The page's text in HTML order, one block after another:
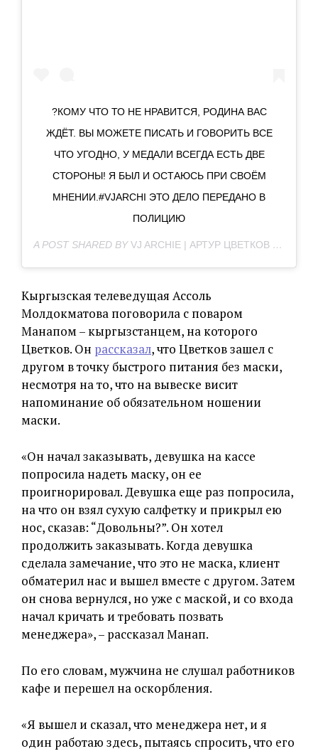
?КОМУ ЧТО ТО НЕ НРАВИТСЯ, РОДИНА ВАС
ЖДЁТ. ВЫ МОЖЕТЕ ПИСАТЬ И ГОВОРИТЬ ВСЕ
ЧТО УГОДНО, У МЕДАЛИ ВСЕГДА ЕСТЬ ДВЕ
СТОРОНЫ! Я БЫЛ И ОСТАЮСЬ ПРИ СВОЁМ
МНЕНИИ.#VJARCHI ЭТО ДЕЛО ПЕРЕДАНО В
ПОЛИЦИЮ
A POST SHARED BYVJ ARCHIЕ | АРТУР ЦВЕТКОВ
Кыргызская телеведущая Ассоль
Молдокматова поговорила с поваром
Манапом – кыргызстанцем, на которого
Цветков. Он рассказал, что Цветков зашел с
другом в точку быстрого питания без маски,
несмотря на то, что на вывеске висит
напоминание об обязательном ношении
маски.
«Он начал заказывать, девушка на кассе
попросила надеть маску, он ее
проигнорировал. Девушка еще раз попросила,
на что он взял сухую салфетку и прикрыл ею
нос, сказав: “Довольны?”. Он хотел
продолжить заказывать. Когда девушка
сделала замечание, что это не маска, клиент
обматерил нас и вышел вместе с другом. Затем
он снова вернулся, но уже с маской, и со входа
начал кричать и требовать позвать
менеджера», – рассказал Манап.
По его словам, мужчина не слушал работников
кафе и перешел на оскорбления.
«Я вышел и сказал, что менеджера нет, и я
один работаю здесь, пытаясь спросить, что его